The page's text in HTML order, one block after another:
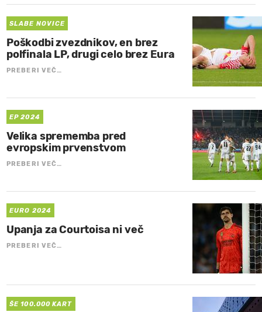
SLABE NOVICE
Poškodbi zvezdnikov, en brez
polfinala LP, drugi celo brez Eura
PREBERI VEČ…
EP 2024
Velika sprememba pred
evropskim prvenstvom
PREBERI VEČ…
EURO 2024
Upanja za Courtoisa ni več
PREBERI VEČ…
ŠE 100.000 KART